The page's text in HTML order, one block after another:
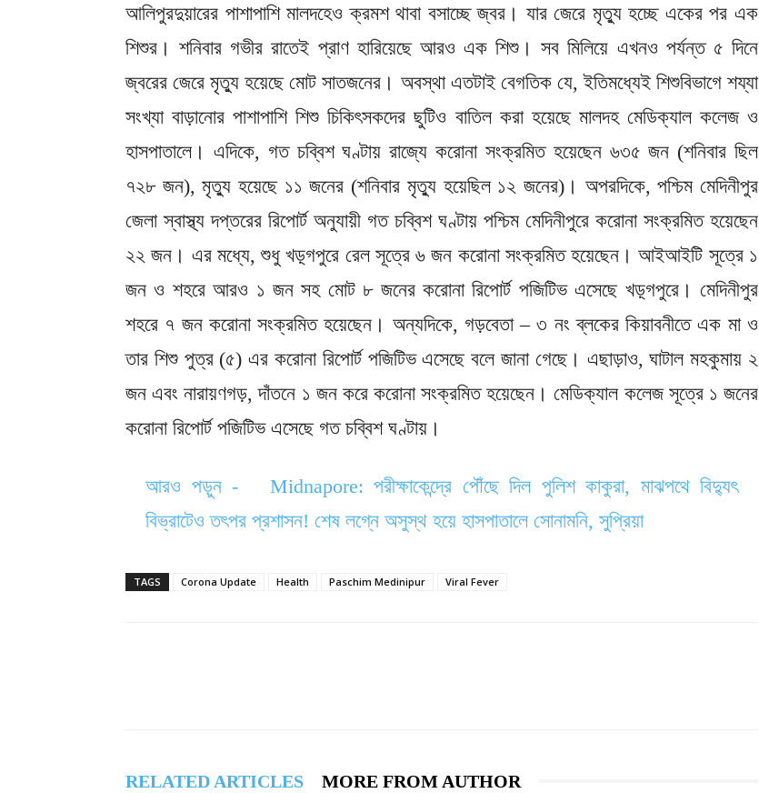
আলিপুরদুয়ারের পাশাপাশি মালদহেও ক্রমশ থাবা বসাচ্ছে জ্বর। যার জেরে মৃত্যু হচ্ছে একের পর এক
শিশুর। শনিবার গভীর রাতেই প্রাণ হারিয়েছে আরও এক শিশু। সব মিলিয়ে এখনও পর্যন্ত ৫ দিনে
জ্বরের জেরে মৃত্যু হয়েছে মোট সাতজনের। অবস্থা এতটাই বেগতিক যে, ইতিমধ্যেই শিশুবিভাগে শয্যা
সংখ্যা বাড়ানোর পাশাপাশি শিশু চিকিৎসকদের ছুটিও বাতিল করা হয়েছে মালদহ মেডিক্যাল কলেজ ও
হাসপাতালে। এদিকে, গত চব্বিশ ঘণ্টায় রাজ্যে করোনা সংক্রমিত হয়েছেন ৬৩৫ জন (শনিবার ছিল
৭২৮ জন), মৃত্যু হয়েছে ১১ জনের (শনিবার মৃত্যু হয়েছিল ১২ জনের)। অপরদিকে, পশ্চিম মেদিনীপুর
জেলা স্বাস্থ্য দপ্তরের রিপোর্ট অনুযায়ী গত চব্বিশ ঘণ্টায় পশ্চিম মেদিনীপুরে করোনা সংক্রমিত হয়েছেন
২২ জন। এর মধ্যে, শুধু খড়্গপুরে রেল সূত্রে ৬ জন করোনা সংক্রমিত হয়েছেন। আইআইটি সূত্রে ১
জন ও শহরে আরও ১ জন সহ মোট ৮ জনের করোনা রিপোর্ট পজিটিভ এসেছে খড়্গপুরে। মেদিনীপুর
শহরে ৭ জন করোনা সংক্রমিত হয়েছেন। অন্যদিকে, গড়বেতা – ৩ নং ব্লকের কিয়াবনীতে এক মা ও
তার শিশু পুত্র (৫) এর করোনা রিপোর্ট পজিটিভ এসেছে বলে জানা গেছে। এছাড়াও, ঘাটাল মহকুমায় ২
জন এবং নারায়ণগড়, দাঁতনে ১ জন করে করোনা সংক্রমিত হয়েছেন। মেডিক্যাল কলেজ সূত্রে ১ জনের
করোনা রিপোর্ট পজিটিভ এসেছে গত চব্বিশ ঘণ্টায়।
আরও পড়ুন -
Midnapore: পরীক্ষাকেন্দ্রে পৌঁছে দিল পুলিশ কাকুরা, মাঝপথে বিদ্যুৎ
বিভ্রাটেও তৎপর প্রশাসন! শেষ লগ্নে অসুস্থ হয়ে হাসপাতালে সোনামনি, সুপ্রিয়া
TAGS Corona Update Health Paschim Medinipur Viral Fever
RELATED ARTICLES MORE FROM AUTHOR